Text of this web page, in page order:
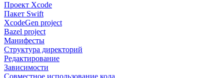
Проект Xcode
Пакет Swift
XcodeGen project
Bazel project
Манифесты
Структура директорий
Редактирование
Зависимости
Совместное использование кода